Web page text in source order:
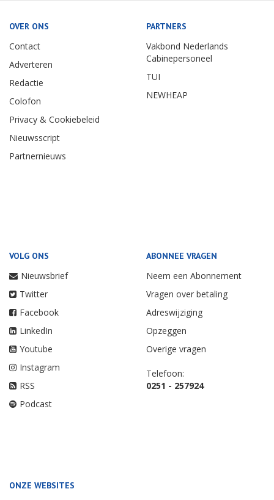
OVER ONS
Contact
Adverteren
Redactie
Colofon
Privacy & Cookiebeleid
Nieuwsscript
Partnernieuws
PARTNERS
Vakbond Nederlands
Cabinepersoneel
TUI
NEWHEAP
VOLG ONS
Nieuwsbrief
Twitter
Facebook
LinkedIn
Youtube
Instagram
RSS
Podcast
ABONNEE VRAGEN
Neem een Abonnement
Vragen over betaling
Adreswijziging
Opzeggen
Overige vragen
Telefoon:
0251 - 257924
ONZE WEBSITES